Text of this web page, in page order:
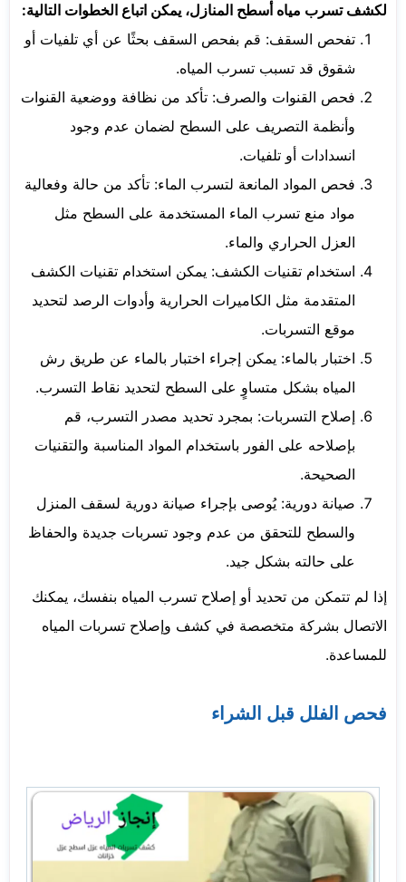
لكشف تسرب مياه أسطح المنازل، يمكن اتباع الخطوات التالية:
تفحص السقف: قم بفحص السقف بحثًا عن أي تلفيات أو
شقوق قد تسبب تسرب المياه.
فحص القنوات والصرف: تأكد من نظافة ووضعية القنوات
وأنظمة التصريف على السطح لضمان عدم وجود
انسدادات أو تلفيات.
فحص المواد المانعة لتسرب الماء: تأكد من حالة وفعالية
مواد منع تسرب الماء المستخدمة على السطح مثل
العزل الحراري والماء.
استخدام تقنيات الكشف: يمكن استخدام تقنيات الكشف
المتقدمة مثل الكاميرات الحرارية وأدوات الرصد لتحديد
موقع التسربات.
اختبار بالماء: يمكن إجراء اختبار بالماء عن طريق رش
المياه بشكل متساوٍ على السطح لتحديد نقاط التسرب.
إصلاح التسربات: بمجرد تحديد مصدر التسرب، قم
بإصلاحه على الفور باستخدام المواد المناسبة والتقنيات
الصحيحة.
صيانة دورية: يُوصى بإجراء صيانة دورية لسقف المنزل
والسطح للتحقق من عدم وجود تسربات جديدة والحفاظ
على حالته بشكل جيد.
إذا لم تتمكن من تحديد أو إصلاح تسرب المياه بنفسك، يمكنك
الاتصال بشركة متخصصة في كشف وإصلاح تسربات المياه
للمساعدة.
فحص الفلل قبل الشراء